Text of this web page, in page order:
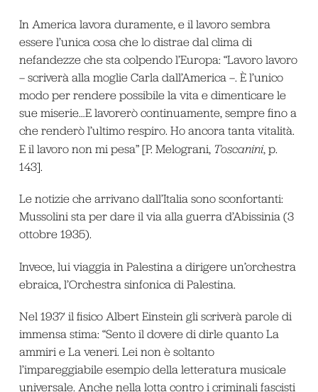
In America lavora duramente, e il lavoro sembra
essere l’unica cosa che lo distrae dal clima di
nefandezze che sta colpendo l’Europa: “Lavoro lavoro
– scriverà alla moglie Carla dall’America –. È l’unico
modo per rendere possibile la vita e dimenticare le
sue miserie…E lavorerò continuamente, sempre fino a
che renderò l’ultimo respiro. Ho ancora tanta vitalità.
E il lavoro non mi pesa” [P. Melograni, Toscanini, p.
143].
Le notizie che arrivano dall’Italia sono sconfortanti:
Mussolini sta per dare il via alla guerra d’Abissinia (3
ottobre 1935).
Invece, lui viaggia in Palestina a dirigere un’orchestra
ebraica, l’Orchestra sinfonica di Palestina.
Nel 1937 il fisico Albert Einstein gli scriverà parole di
immensa stima: “Sento il dovere di dirle quanto La
ammiri e La veneri. Lei non è soltanto
l’impareggiabile esempio della letteratura musicale
universale. Anche nella lotta contro i criminali fascisti